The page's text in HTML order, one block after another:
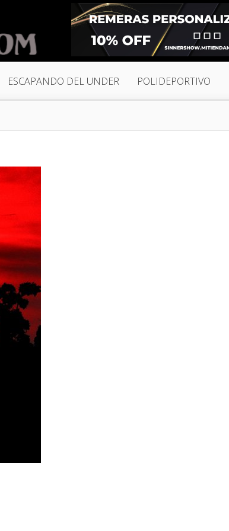
ESCAPANDO DEL UNDER POLIDEPORTIVO